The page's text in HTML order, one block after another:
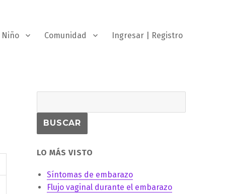
Niño Comunidad Ingresar | Registro
LO MÁS VISTO
Síntomas de embarazo
Flujo vaginal durante el embarazo